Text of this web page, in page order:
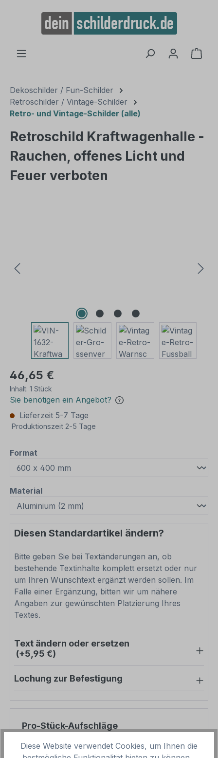
springen
Dekoschilder / Fun-Schilder
Retroschilder / Vintage-Schilder
Retro- und Vintage-Schilder (alle)
Retroschild Kraftwagenhalle -
Rauchen, offenes Licht und
Feuer verboten
46,65 €
Inhalt: 1 Stück
Sie benötigen ein Angebot?
Lieferzeit 5-7 Tage
Produktionszeit 2-5 Tage
Format
Materialauswählen
Diesen Standardartikel ändern?
Bitte geben Sie bei Textänderungen an, ob
bestehende Textinhalte komplett ersetzt oder nur
um Ihren Wunschtext ergänzt werden sollen. Im
Falle einer Ergänzung, bitten wir um nähere
Angaben zur gewünschten Platzierung Ihres
Textes.
Text ändern oder ersetzen
(+5,95 €)
Lochung zur Befestigung
Pro-Stück-Aufschläge
Produktpreis
46,65 €
Diese Website verwendet Cookies, um Ihnen die